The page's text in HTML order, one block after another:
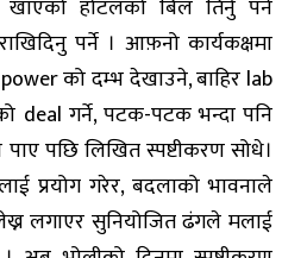
होटलको बिल तिर्नु पर्ने
पर्ने । आफ़नो कार्यकक्षमा
को दम्भ देखाउने, बाहिर lab
deal गर्ने, पटक-पटक भन्दा पनि
पछि लिखित स्पष्टीकरण सोधे।
प्रयोग गरेर, बदलाको भावनाले
लगाएर सुनियोजित ढंगले मलाई